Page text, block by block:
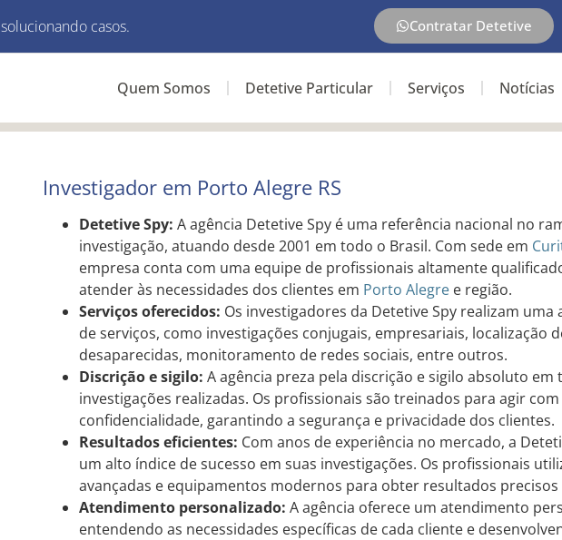
solucionando casos. Contratar Detetive
Quem Somos Detetive Particular Serviços Notícias
Investigador em Porto Alegre RS
Detetive Spy: A agência Detetive Spy é uma referência nacional no
investigação, atuando desde 2001 em todo o Brasil. Com sede em
empresa conta com uma equipe de profissionais altamente
atender às necessidades dos clientes em Porto Alegree região.
Serviços oferecidos: Os investigadores da Detetive Spy realizam uma
de serviços, como investigações conjugais, empresariais, localização
desaparecidas, monitoramento de redes sociais, entre outros.
Discrição e sigilo: A agência preza pela discrição e sigilo absoluto em
investigações realizadas. Os profissionais são treinados para agir
confidencialidade, garantindo a segurança e privacidade dos clientes.
Resultados eficientes: Com anos de experiência no mercado, a
um alto índice de sucesso em suas investigações. Os profissionais
avançadas e equipamentos modernos para obter resultados precisos
Atendimento personalizado: A agência oferece um atendimento
entendendo as necessidades específicas de cada cliente e